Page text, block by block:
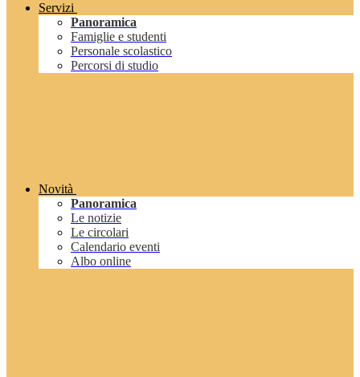
Servizi
Panoramica
Famiglie e studenti
Personale scolastico
Percorsi di studio
Novità
Panoramica
Le notizie
Le circolari
Calendario eventi
Albo online